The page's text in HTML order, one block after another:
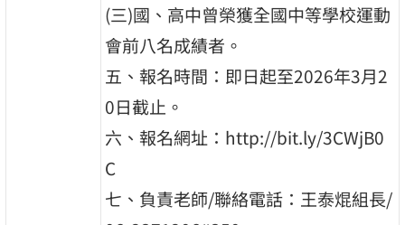
(三)國、高中曾榮獲全國中等學校運動
會前八名成績者。
五、報名時間：即日起至2026年3月2
0日截止。
六、報名網址：http://bit.ly/3CWjB0
C
七、負責老師/聯絡電話：王泰焜組長/